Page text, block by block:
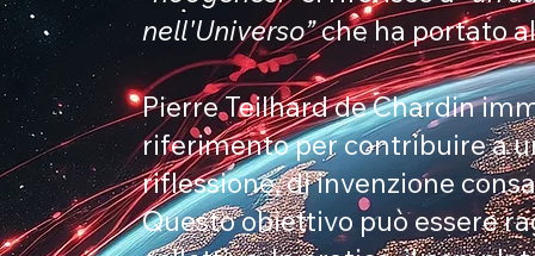
nell'Universo”che ha portato
Pierre Teilhard de Chardin
riferimento per contribuire a
riflessione, di invenzione
Questo obiettivo può essere